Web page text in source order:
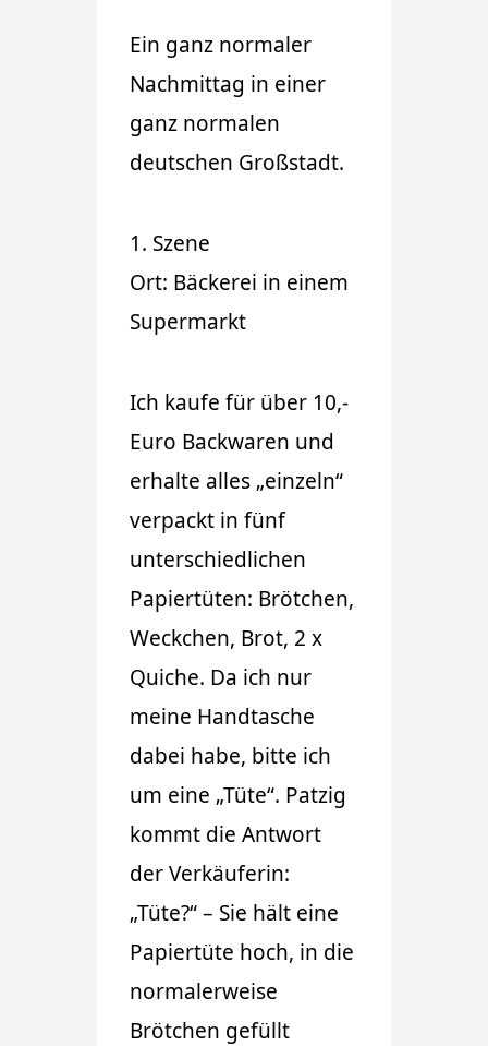
Ein ganz normaler
Nachmittag in einer
ganz normalen
deutschen Großstadt.
1. Szene
Ort: Bäckerei in einem
Supermarkt
Ich kaufe für über 10,-
Euro Backwaren und
erhalte alles „einzeln“
verpackt in fünf
unterschiedlichen
Papiertüten: Brötchen,
Weckchen, Brot, 2 x
Quiche. Da ich nur
meine Handtasche
dabei habe, bitte ich
um eine „Tüte“. Patzig
kommt die Antwort
der Verkäuferin:
„Tüte?“ – Sie hält eine
Papiertüte hoch, in die
normalerweise
Brötchen gefüllt